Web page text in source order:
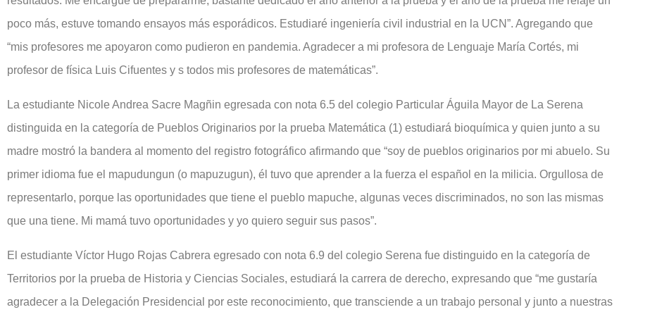
poco más, estuve tomando ensayos más esporádicos. Estudiaré ingeniería civil industrial en la UCN”. Agregando que
“mis profesores me apoyaron como pudieron en pandemia. Agradecer a mi profesora de Lenguaje María Cortés, mi
profesor de física Luis Cifuentes y s todos mis profesores de matemáticas”.
La estudiante Nicole Andrea Sacre Magñin egresada con nota 6.5 del colegio Particular Águila Mayor de La Serena
distinguida en la categoría de Pueblos Originarios por la prueba Matemática (1) estudiará bioquímica y quien junto a su
madre mostró la bandera al momento del registro fotográfico afirmando que “soy de pueblos originarios por mi abuelo. Su
primer idioma fue el mapudungun (o mapuzugun), él tuvo que aprender a la fuerza el español en la milicia. Orgullosa de
representarlo, porque las oportunidades que tiene el pueblo mapuche, algunas veces discriminados, no son las mismas
que una tiene. Mi mamá tuvo oportunidades y yo quiero seguir sus pasos”.
El estudiante Víctor Hugo Rojas Cabrera egresado con nota 6.9 del colegio Serena fue distinguido en la categoría de
Territorios por la prueba de Historia y Ciencias Sociales, estudiará la carrera de derecho, expresando que “me gustaría
agradecer a la Delegación Presidencial por este reconocimiento, que transciende a un trabajo personal y junto a nuestras